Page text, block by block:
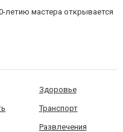
летию мастера открывается
Здоровье
Транспорт
Развлечения